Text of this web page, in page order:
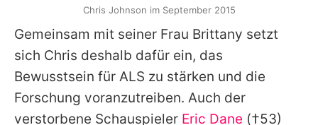
Gemeinsam mit seiner Frau Brittany setzt
sich Chris deshalb dafür ein, das
Bewusstsein für ALS zu stärken und die
Forschung voranzutreiben. Auch der
verstorbene Schauspieler Eric Dane (†53)
Chris Johnson im September 2015